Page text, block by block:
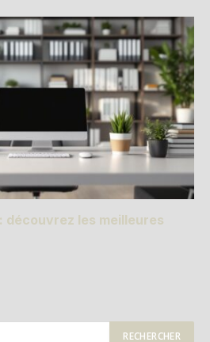
découvrez les meilleures